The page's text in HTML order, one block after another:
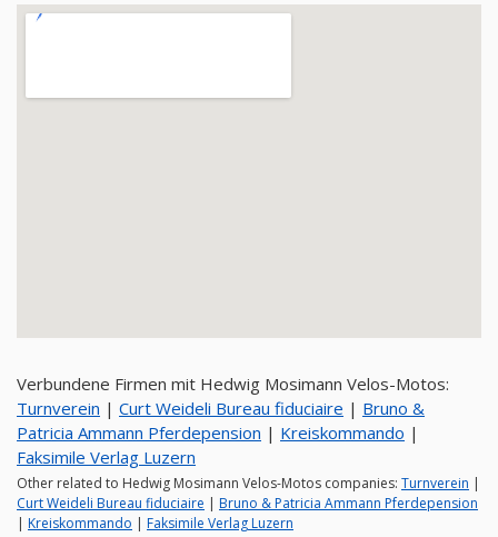
Verbundene Firmen mit Hedwig Mosimann Velos-Motos:
Turnverein | Curt Weideli Bureau fiduciaire | Bruno &
Patricia Ammann Pferdepension | Kreiskommando |
Faksimile Verlag Luzern
Other related to Hedwig Mosimann Velos-Motos companies: Turnverein |
Curt Weideli Bureau fiduciaire | Bruno & Patricia Ammann Pferdepension
| Kreiskommando | Faksimile Verlag Luzern